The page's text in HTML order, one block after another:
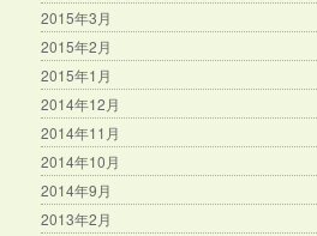
2015年3月
2015年2月
2015年1月
2014年12月
2014年11月
2014年10月
2014年9月
2013年2月